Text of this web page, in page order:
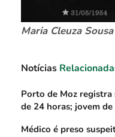
Maria Cleuza
Notícias
Porto de Moz
de 24 horas; jovem
Médico é preso